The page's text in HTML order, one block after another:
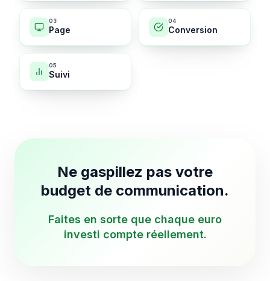
03
Page
04
Conversion
05
Suivi
Ne gaspillez pas votre
budget de communication.
Faites en sorte que chaque euro
investi compte réellement.